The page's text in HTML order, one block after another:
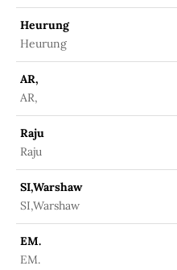
Heurung
Heurung
AR,
AR,
Raju
Raju
SI,Warshaw
SI,Warshaw
EM.
EM.